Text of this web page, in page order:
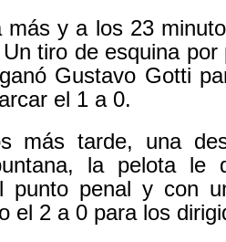
más y a los 23
tiro de esquina por
Gustavo Gotti
el 1 a 0.
más tarde, una
la pelota le
punto penal y con
el 2 a 0 para los